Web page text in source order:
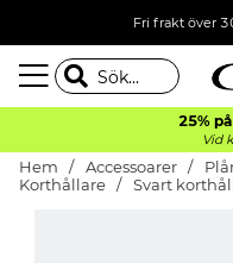
Fri frakt över
25%
Vid
Hem Accessoarer
Korthållare
Svart